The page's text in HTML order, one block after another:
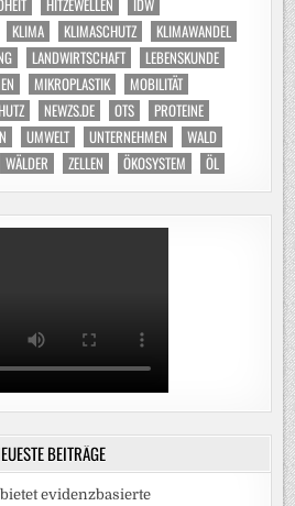
KLIMA KLIMASCHUTZ
KLIMAWANDEL
LANDWIRTSCHAFT
LEBENSKUNDE
MIKROPLASTIK
MOBILITÄT
NEWZS.DE OTS
PROTEINE
UMWELT UNTERNEHMEN
WALD
WÄLDER ZELLEN ÖKOSYSTEM ÖL
BEITRÄGE
evidenzbasierte